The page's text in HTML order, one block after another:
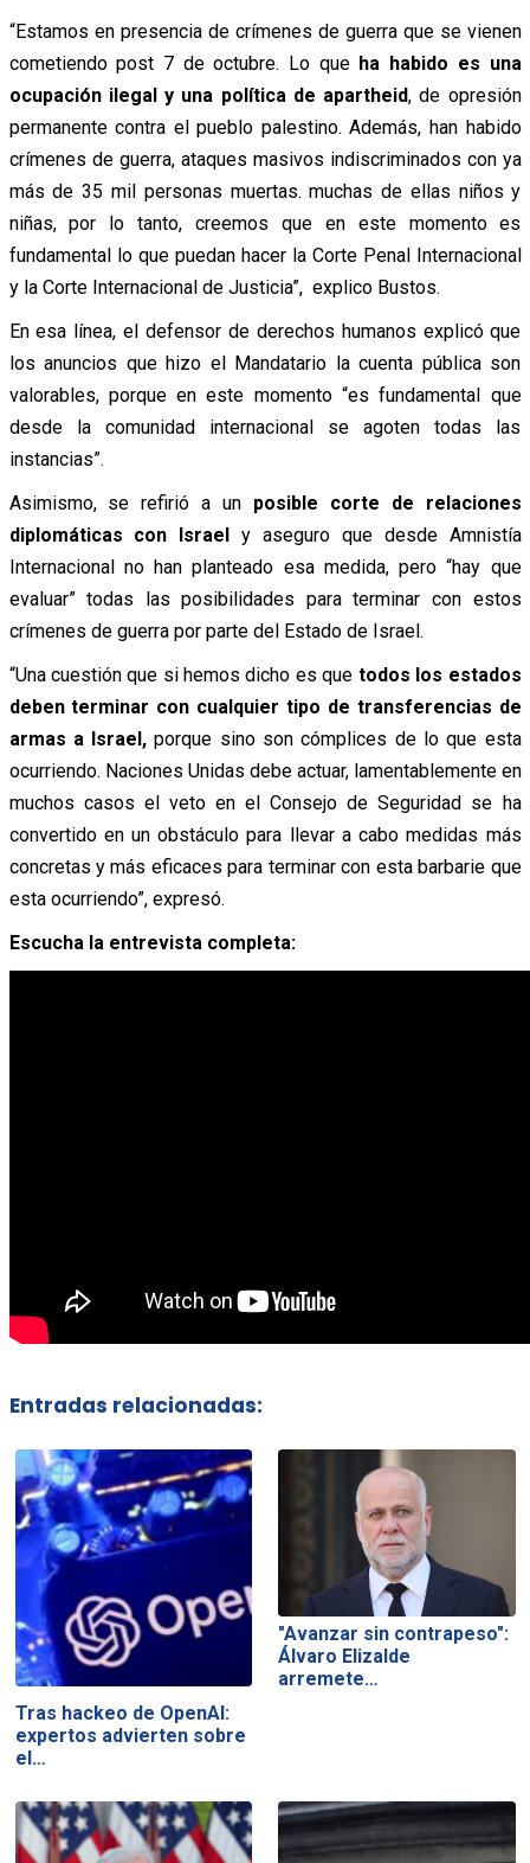
“Estamos en presencia de crímenes de guerra que se vienen
cometiendo post 7 de octubre. Lo que ha habido es una
ocupación ilegal y una política de apartheid, de opresión
permanente contra el pueblo palestino. Además, han habido
crímenes de guerra, ataques masivos indiscriminados con ya
más de 35 mil personas muertas. muchas de ellas niños y
niñas, por lo tanto, creemos que en este momento es
fundamental lo que puedan hacer la Corte Penal Internacional
y la Corte Internacional de Justicia”, explico Bustos.
En esa línea, el defensor de derechos humanos explicó que
los anuncios que hizo el Mandatario la cuenta pública son
valorables, porque en este momento “es fundamental que
desde la comunidad internacional se agoten todas las
instancias”.
Asimismo, se refirió a un posible corte de relaciones
diplomáticas con Israel y aseguro que desde Amnistía
Internacional no han planteado esa medida, pero “hay que
evaluar” todas las posibilidades para terminar con estos
crímenes de guerra por parte del Estado de Israel.
“Una cuestión que si hemos dicho es que todos los estados
deben terminar con cualquier tipo de transferencias de
armas a Israel, porque sino son cómplices de lo que esta
ocurriendo. Naciones Unidas debe actuar, lamentablemente en
muchos casos el veto en el Consejo de Seguridad se ha
convertido en un obstáculo para llevar a cabo medidas más
concretas y más eficaces para terminar con esta barbarie que
esta ocurriendo”, expresó.
Escucha la entrevista completa:
Entradas relacionadas:
Tras hackeo de OpenAI:
expertos advierten sobre
el…
"Avanzar sin contrapeso":
Álvaro Elizalde
arremete…